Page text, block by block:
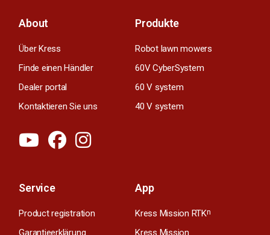
About
Über Kress
Finde einen Händler
Dealer portal
Kontaktieren Sie uns
Produkte
Robot lawn mowers
60V CyberSystem
60 V system
40 V system
Service
Product registration
Garantieerklärung
App
Kress Mission RTKn
Kress Mission